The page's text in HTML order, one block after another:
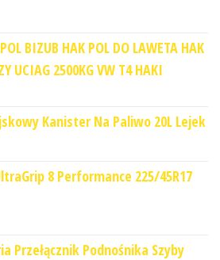
BIZUB HAK POL DO LAWETA HAK
UCIAG 2500KG VW T4 HAKI
Kanister Na Paliwo 20L Lejek
8 Performance 225/45R17
Przełącznik Podnośnika Szyby